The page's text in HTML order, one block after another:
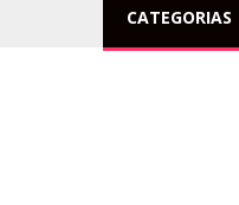
CATEGORIAS